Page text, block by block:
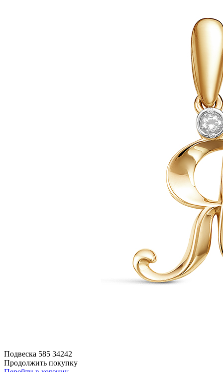
Подвеска 585 34242
Продолжить покупку